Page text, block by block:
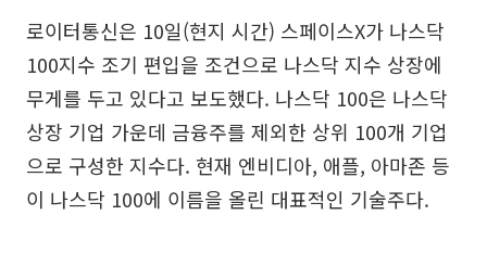
로이터통신은 10일(현지 시간) 스페이스X가 나스닥
100지수 조기 편입을 조건으로 나스닥 지수 상장에
무게를 두고 있다고 보도했다. 나스닥 100은 나스닥
상장 기업 가운데 금융주를 제외한 상위 100개 기업
으로 구성한 지수다. 현재 엔비디아, 애플, 아마존 등
이 나스닥 100에 이름을 올린 대표적인 기술주다.